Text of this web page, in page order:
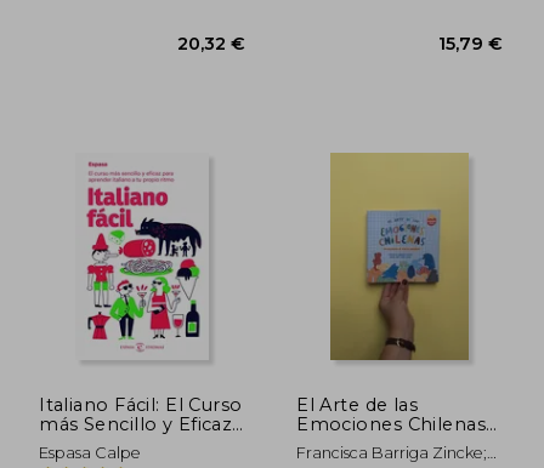
20,32 €
Italiano Fácil: El Curso
más Sencillo y Eficaz
Para Aprender
Italiano a tu Propio
Espasa Calpe
El Arte de las
Emociones Chilenas
(versión mini) (in
Spanish)
Francisca Barriga Zincke;